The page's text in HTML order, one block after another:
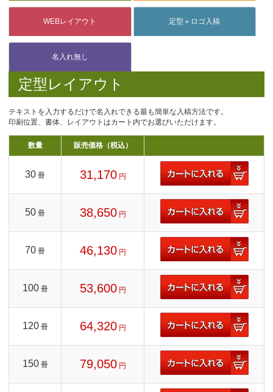
定型レイアウト
テキストを入力するだけで名入れできる最も簡単な入稿方法です。
印刷位置、書体、レイアウトはカート内でお選びいただけます。
数量 販売価格（税込）
30 冊 31,170 円
50 冊 38,650 円
70 冊 46,130 円
100 冊 53,600 円
120 冊 64,320 円
150 冊 79,050 円